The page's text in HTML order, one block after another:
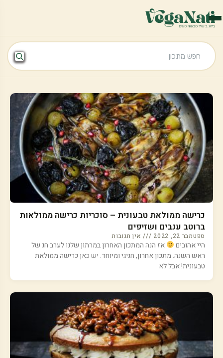
כרישה ממולאת טבעונית – סוכריות כרישה ממולאות
ברוטב ענבים ושזיפים
ספטמבר 22, 2022 אין תגובות
היי אהובים
אז הנה המתכון האחרון במרתון שלנו לערב חג של
ראש השנה. מתכון אחרון, חגיגי ומיוחד. יש כאן כרישה ממולאת
טבעונית! אבל לא